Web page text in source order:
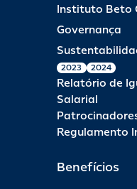
Instituto Beto
Governança
2023 2024
Relatório de
Salarial
Regulamento
Benefícios